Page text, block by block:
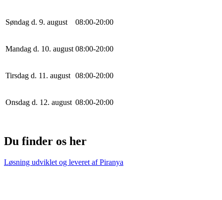
Søndag d. 9. august 08:00-20:00
Mandag d. 10. august 08:00-20:00
Tirsdag d. 11. august 08:00-20:00
Onsdag d. 12. august 08:00-20:00
Du finder os her
Løsning udviklet og leveret afPiranya